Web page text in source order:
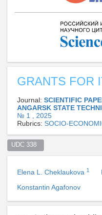
GRANTS FOR
Journal: SCIENTIFIC
ANGARSK STATE
№ 1 , 2025
Rubrics: SOCIO-
UDC 338
Elena L. Cheklaukova 1
Konstantin Agafonov